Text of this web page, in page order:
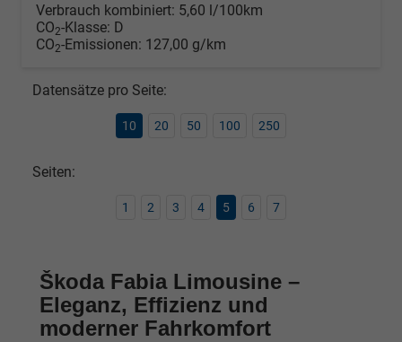
Verbrauch kombiniert: 5,60 l/100km
CO2-Klasse: D
CO2-Emissionen: 127,00 g/km
Datensätze pro Seite:
10 20 50 100 250
Seiten:
1 2 3 4 5 6 7
Škoda Fabia Limousine –
Eleganz, Effizienz und
moderner Fahrkomfort